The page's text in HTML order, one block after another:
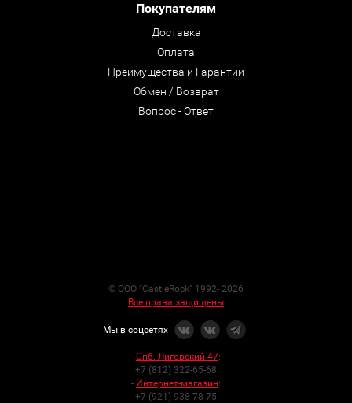
Покупателям
Доставка
Оплата
Преимущества и Гарантии
Обмен / Возврат
Вопрос - Ответ
© ООО "CastleRock" 1992- 2026
Все права защищены
Мы в соцсетях
- Спб. Лиговский 47:
+7 (812) 322-65-68
- Интернет-магазин:
+7 (921) 938-78-75